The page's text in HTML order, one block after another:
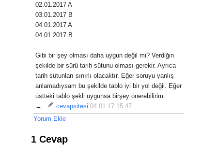
02.01.2017 A
03.01.2017 B
04.01.2017 A
04.01.2017 B
Gibi bir şey olması daha uygun değil mi? Verdiğin
şekilde bir sürü tarih sütunu olması gerekir. Ayrıca
tarih sütunları sınırlı olacaktır. Eğer soruyu yanlış
anlamadıysam bu şekilde tablo iyi bir yol değil. Eğer
üstteki tablo şekli uygunsa birşey önerebilirim.
→
cevapsitesi 04.01.17 15:47
Yorum Ekle
1 Cevap